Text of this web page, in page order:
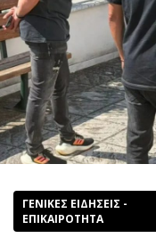
ΓΕΝΙΚΕΣ ΕΙΔΗΣΕΙΣ -
ΕΠΙΚΑΙΡΟΤΗΤΑ